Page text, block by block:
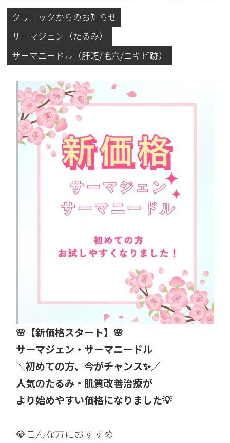
クリニックからのお知らせ
サーマジェン（たるみ）
サーマニードル（肝斑/毛穴/ニキビ跡）
🌸【新価格スタート】🌸
サーマジェン・サーマニードル
＼初めての方、今がチャンス✨／
人気のたるみ・肌質改善治療が
より始めやすい価格になりました💡
💎こんな方におすすめ